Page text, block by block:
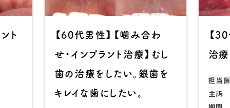
ト
【60代男性】【噛み合わ
せ・インプラント治療】むし
歯の治療をしたい。銀歯を
キレイな歯にしたい。
【
治療
担当
主訴